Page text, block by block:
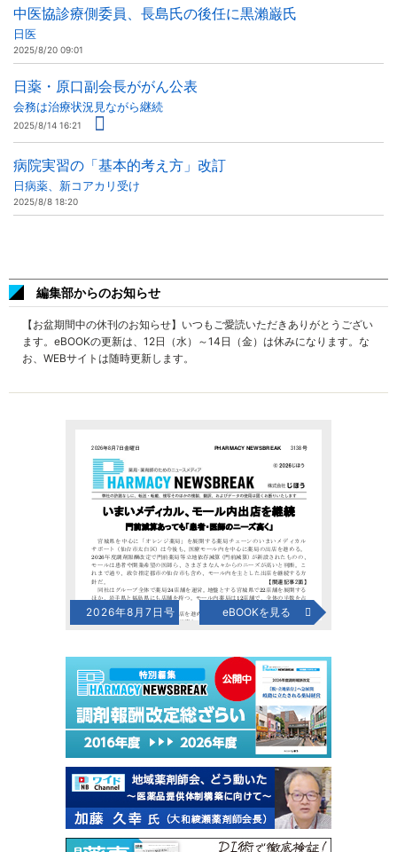
中医協診療側委員、長島氏の後任に黒瀨巌氏
日医
2025/8/20 09:01
日薬・原口副会長ががん公表
会務は治療状況見ながら継続
2025/8/14 16:21
病院実習の「基本的考え方」改訂
日病薬、新コアカリ受け
2025/8/8 18:20
編集部からのお知らせ
【お盆期間中の休刊のお知らせ】いつもご愛読いただきありがとうござい
ます。eBOOKの更新は、12日（水）～14日（金）は休みになります。な
お、WEBサイトは随時更新します。
2026年8月7日号 eBOOKを見る